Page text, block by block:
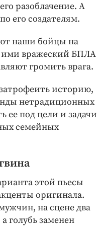
разоблачение. А
его создателям.
наши бойцы на
ими вражеский БПЛА
громить врага.
историю,
нетрадиционных
ее под цели и задачи
семейных
этой пьесы
оригинала.
на сцене два
голубь заменен